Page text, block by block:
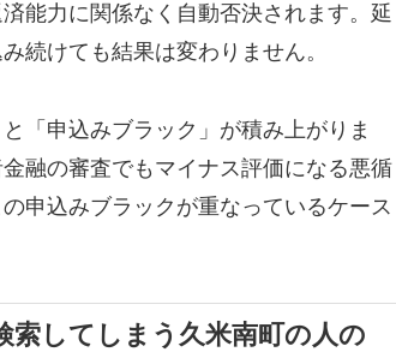
能力に関係なく自動否決されます。延
続けても結果は変わりません。
「申込みブラック」が積み上がりま
融の審査でもマイナス評価になる悪循
申込みブラックが重なっているケース
索してしまう久米南町の人の